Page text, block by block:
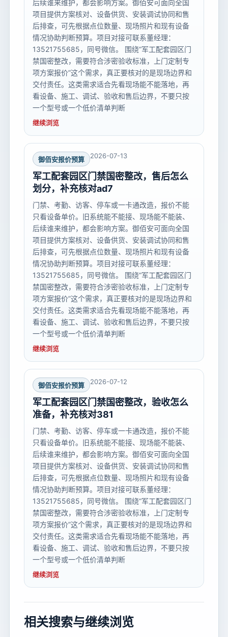
后续谁来维护，都会影响方案。御佰安可面向全国
项目提供方案核对、设备供货、安装调试协同和售
后排查，可先根据点位数量、现场照片和现有设备
情况协助判断预算。项目对接可联系董经理：
13521755685，同号微信。 围绕“军工配套园区门
禁国密整改，需要符合涉密验收标准，上门定制专
项方案报价”这个需求，真正要核对的是现场边界和
交付责任。这类需求适合先看现场能不能落地，再
看设备、施工、调试、验收和售后边界，不要只按
一个型号或一个低价清单判断
继续浏览
御佰安报价预算 2026-07-13
军工配套园区门禁国密整改，售后怎么
划分，补充核对ad7
门禁、考勤、访客、停车或一卡通改造，报价不能
只看设备单价。旧系统能不能接、现场能不能装、
后续谁来维护，都会影响方案。御佰安可面向全国
项目提供方案核对、设备供货、安装调试协同和售
后排查，可先根据点位数量、现场照片和现有设备
情况协助判断预算。项目对接可联系董经理：
13521755685，同号微信。 围绕“军工配套园区门
禁国密整改，需要符合涉密验收标准，上门定制专
项方案报价”这个需求，真正要核对的是现场边界和
交付责任。这类需求适合先看现场能不能落地，再
看设备、施工、调试、验收和售后边界，不要只按
一个型号或一个低价清单判断
继续浏览
御佰安报价预算 2026-07-12
军工配套园区门禁国密整改，验收怎么
准备，补充核对381
门禁、考勤、访客、停车或一卡通改造，报价不能
只看设备单价。旧系统能不能接、现场能不能装、
后续谁来维护，都会影响方案。御佰安可面向全国
项目提供方案核对、设备供货、安装调试协同和售
后排查，可先根据点位数量、现场照片和现有设备
情况协助判断预算。项目对接可联系董经理：
13521755685，同号微信。 围绕“军工配套园区门
禁国密整改，需要符合涉密验收标准，上门定制专
项方案报价”这个需求，真正要核对的是现场边界和
交付责任。这类需求适合先看现场能不能落地，再
看设备、施工、调试、验收和售后边界，不要只按
一个型号或一个低价清单判断
继续浏览
相关搜索与继续浏览